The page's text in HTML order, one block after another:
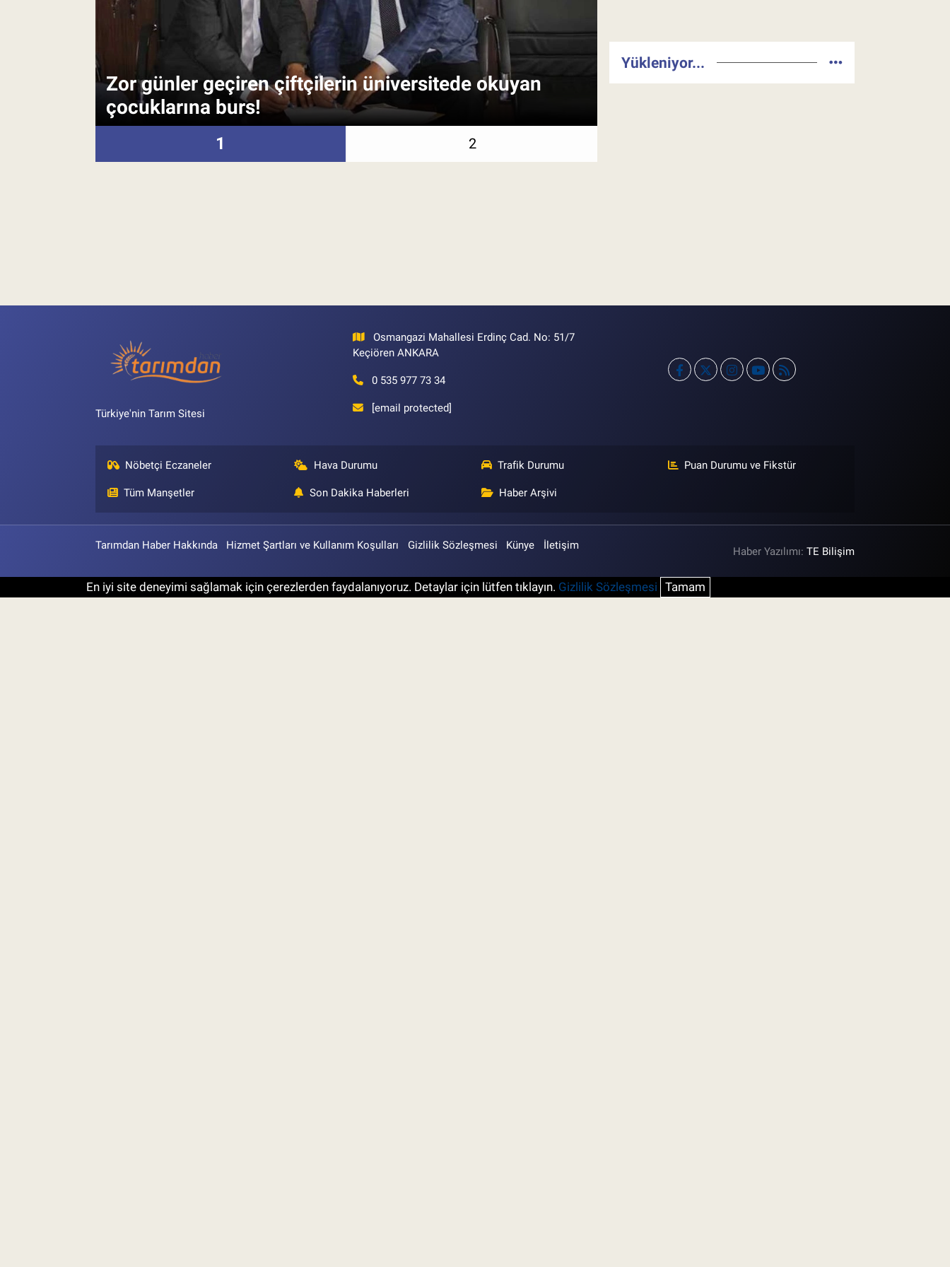
Zor günler geçiren çiftçilerin üniversitede okuyan
çocuklarına burs!
1 2
Yükleniyor...
Türkiye'nin Tarım Sitesi
Osmangazi Mahallesi Erdinç Cad. No: 51/7
Keçiören ANKARA
0 535 977 73 34
[email protected]
Nöbetçi Eczaneler Hava Durumu Trafik Durumu Puan Durumu ve Fikstür
Tüm Manşetler Son Dakika Haberleri Haber Arşivi
Tarımdan Haber Hakkında Hizmet Şartları ve Kullanım Koşulları Gizlilik Sözleşmesi Künye İletişim Haber Yazılımı:TE Bilişim
En iyi site deneyimi sağlamak için çerezlerden faydalanıyoruz. Detaylar için lütfen tıklayın. Gizlilik Sözleşmesi Tamam
Et fiyatları